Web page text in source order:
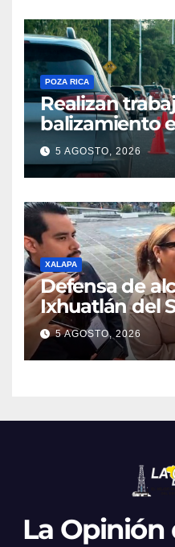
POZA RICA
Realizan
balizamiento
Poza
5 AGOSTO, 2026
XALAPA
Defensa de
Ixhuatlán del
promover
resolución
5 AGOSTO, 2026
La Opinión